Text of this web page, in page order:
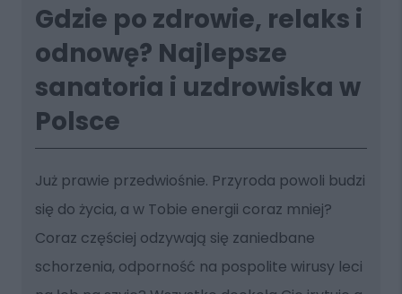
Gdzie po zdrowie, relaks i
odnowę? Najlepsze
sanatoria i uzdrowiska w
Polsce
Już prawie przedwiośnie. Przyroda powoli budzi
się do życia, a w Tobie energii coraz mniej?
Coraz częściej odzywają się zaniedbane
schorzenia, odporność na pospolite wirusy leci